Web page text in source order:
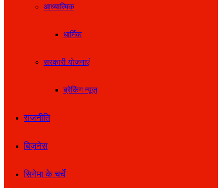
आध्यात्मिक
धार्मिक
सरकारी योजनाएं
ब्रेकिंग न्यूज़
राजनीति
बिज़नेस
सिनेमा के चर्चे